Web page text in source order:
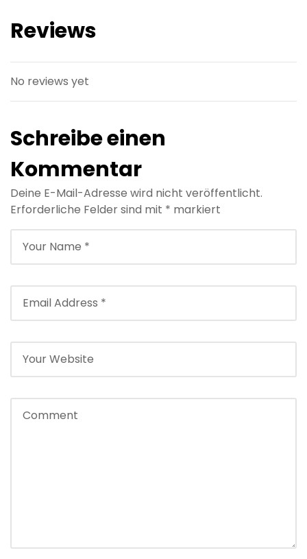
Reviews
No reviews yet
Schreibe einen
Kommentar
Deine E-Mail-Adresse wird nicht veröffentlicht.
Erforderliche Felder sind mit * markiert